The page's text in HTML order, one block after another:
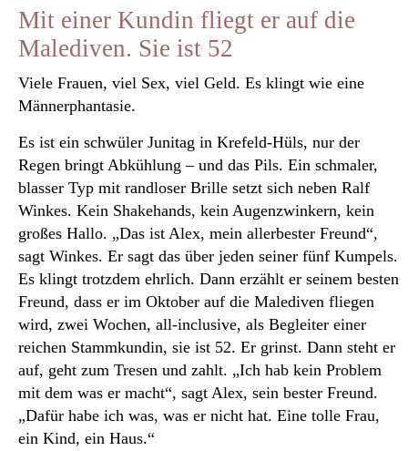
Mit einer Kundin fliegt er auf die
Malediven. Sie ist 52
Viele Frauen, viel Sex, viel Geld. Es klingt wie eine
Männerphantasie.
Es ist ein schwüler Junitag in Krefeld-Hüls, nur der
Regen bringt Abkühlung – und das Pils. Ein schmaler,
blasser Typ mit randloser Brille setzt sich neben Ralf
Winkes. Kein Shakehands, kein Augenzwinkern, kein
großes Hallo. „Das ist Alex, mein allerbester Freund“,
sagt Winkes. Er sagt das über jeden seiner fünf Kumpels.
Es klingt trotzdem ehrlich. Dann erzählt er seinem besten
Freund, dass er im Oktober auf die Malediven fliegen
wird, zwei Wochen, all-inclusive, als Begleiter einer
reichen Stammkundin, sie ist 52. Er grinst. Dann steht er
auf, geht zum Tresen und zahlt. „Ich hab kein Problem
mit dem was er macht“, sagt Alex, sein bester Freund.
„Dafür habe ich was, was er nicht hat. Eine tolle Frau,
ein Kind, ein Haus.“